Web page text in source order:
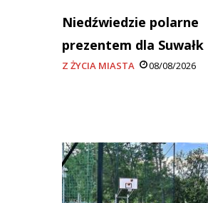
Niedźwiedzie polarne
prezentem dla Suwałk
Z ŻYCIA MIASTA 08/08/2026